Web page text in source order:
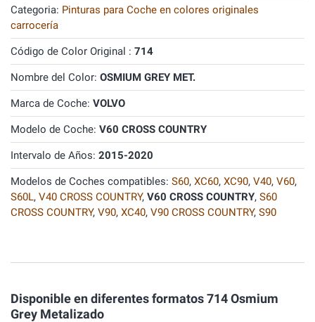
Categoria: Pinturas para Coche en colores originales
carrocería
Código de Color Original : 714
Nombre del Color: OSMIUM GREY MET.
Marca de Coche: VOLVO
Modelo de Coche: V60 CROSS COUNTRY
Intervalo de Años: 2015-2020
Modelos de Coches compatibles: S60, XC60, XC90, V40, V60,
S60L, V40 CROSS COUNTRY, V60 CROSS COUNTRY, S60
CROSS COUNTRY, V90, XC40, V90 CROSS COUNTRY, S90
Disponible en diferentes formatos 714 Osmium
Grey Metalizado